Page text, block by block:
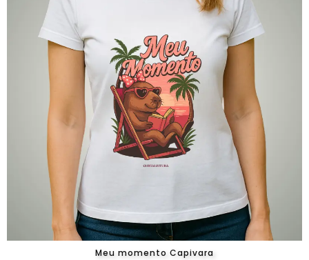
Meu momento Capivara